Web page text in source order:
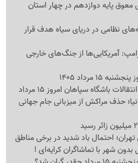
معوق پایه دوازدهم در چهار استان
نظامی در دریای سیاه هدف قرار
آمریکایی‌ها از جنگ‌های خارجی
مرداد 1405
باشگاه سپاهان امروز 15 مرداد
حذف مراکش از میزبانی جام جهانی
احتمال باد شدید در برخی مناطق
شهر با تماشاگران کرایه‌ای !